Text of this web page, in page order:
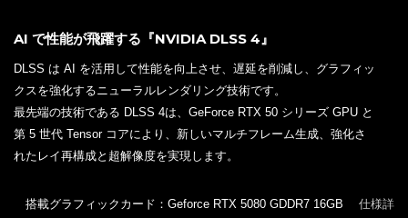
AI で性能が飛躍する『NVIDIA DLSS 4』
DLSS は AI を活用して性能を向上させ、遅延を削減し、グラフィッ
クスを強化するニューラルレンダリング技術です。
最先端の技術である DLSS 4は、GeForce RTX 50 シリーズ GPU と
第 5 世代 Tensor コアにより、新しいマルチフレーム生成、強化さ
れたレイ再構成と超解像度を実現します。
搭載グラフィックカード：Geforce RTX 5080 GDDR7 16GB 仕様詳